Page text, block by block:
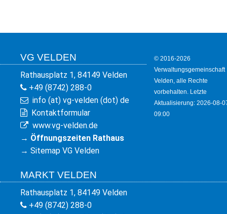
VG VELDEN
Rathausplatz 1, 84149 Velden
+49 (8742) 288-0
info (at) vg-velden (dot) de
Kontaktformular
www.vg-velden.de
→ Öffnungszeiten Rathaus
→ Sitemap VG Velden
MARKT VELDEN
Rathausplatz 1, 84149 Velden
+49 (8742) 288-0
© 2016-2026
Verwaltungsgemeinschaft
Velden, alle Rechte
vorbehalten. Letzte
Aktualisierung: 2026-08-
09:00